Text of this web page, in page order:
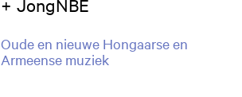
+ JongNBE
Oude en nieuwe Hongaarse en
Armeense muziek